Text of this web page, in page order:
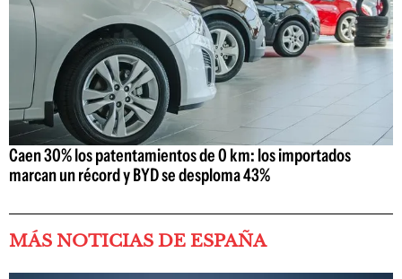
Caen 30% los patentamientos de 0 km: los importados
marcan un récord y BYD se desploma 43%
MÁS NOTICIAS DE ESPAÑA